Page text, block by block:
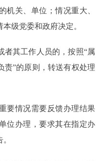
机关、单位；情况重大、
级党委和政府决定。
其工作人员的，按照“属
责”的原则，转送有权处理
情况需要反馈办理结果
位办理，要求其在指定办